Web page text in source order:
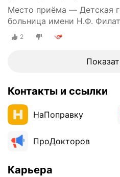
Место приёма — Детская
больница имени Н.Ф.
Кудринская улица, 15, стр. 3
2
Контакты и ссылки
НаПоправку
ПроДокторов
Карьера